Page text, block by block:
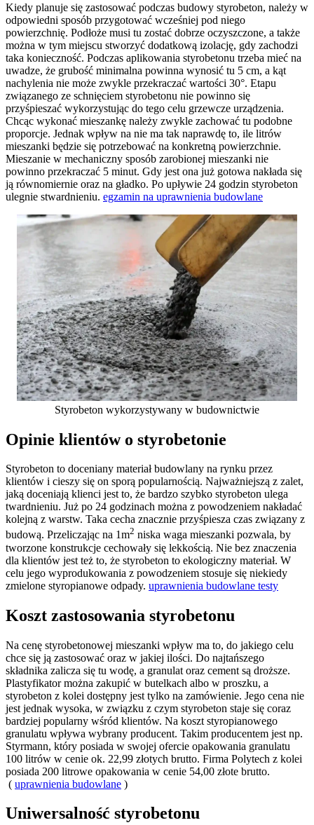
Kiedy planuje się zastosować podczas budowy styrobeton, należy w
odpowiedni sposób przygotować wcześniej pod niego
powierzchnię. Podłoże musi tu zostać dobrze oczyszczone, a także
można w tym miejscu stworzyć dodatkową izolację, gdy zachodzi
taka konieczność. Podczas aplikowania styrobetonu trzeba mieć na
uwadze, że grubość minimalna powinna wynosić tu 5 cm, a kąt
nachylenia nie może zwykle przekraczać wartości 30°. Etapu
związanego ze schnięciem styrobetonu nie powinno się
przyśpieszać wykorzystując do tego celu grzewcze urządzenia.
Chcąc wykonać mieszankę należy zwykle zachować tu podobne
proporcje. Jednak wpływ na nie ma tak naprawdę to, ile litrów
mieszanki będzie się potrzebować na konkretną powierzchnie.
Mieszanie w mechaniczny sposób zarobionej mieszanki nie
powinno przekraczać 5 minut. Gdy jest ona już gotowa nakłada się
ją równomiernie oraz na gładko. Po upływie 24 godzin styrobeton
ulegnie stwardnieniu. egzamin na uprawnienia budowlane
Styrobeton wykorzystywany w budownictwie
Opinie klientów o styrobetonie
Styrobeton to doceniany materiał budowlany na rynku przez
klientów i cieszy się on sporą popularnością. Najważniejszą z zalet,
jaką doceniają klienci jest to, że bardzo szybko styrobeton ulega
twardnieniu. Już po 24 godzinach można z powodzeniem nakładać
kolejną z warstw. Taka cecha znacznie przyśpiesza czas związany z
budową. Przeliczając na 1m2 niska waga mieszanki pozwala, by
tworzone konstrukcje cechowały się lekkością. Nie bez znaczenia
dla klientów jest też to, że styrobeton to ekologiczny materiał. W
celu jego wyprodukowania z powodzeniem stosuje się niekiedy
zmielone styropianowe odpady. uprawnienia budowlane testy
Koszt zastosowania styrobetonu
Na cenę styrobetonowej mieszanki wpływ ma to, do jakiego celu
chce się ją zastosować oraz w jakiej ilości. Do najtańszego
składnika zalicza się tu wodę, a granulat oraz cement są droższe.
Plastyfikator można zakupić w butelkach albo w proszku, a
styrobeton z kolei dostępny jest tylko na zamówienie. Jego cena nie
jest jednak wysoka, w związku z czym styrobeton staje się coraz
bardziej popularny wśród klientów. Na koszt styropianowego
granulatu wpływa wybrany producent. Takim producentem jest np.
Styrmann, który posiada w swojej ofercie opakowania granulatu
100 litrów w cenie ok. 22,99 złotych brutto. Firma Polytech z kolei
posiada 200 litrowe opakowania w cenie 54,00 złote brutto.
( uprawnienia budowlane )
Uniwersalność styrobetonu